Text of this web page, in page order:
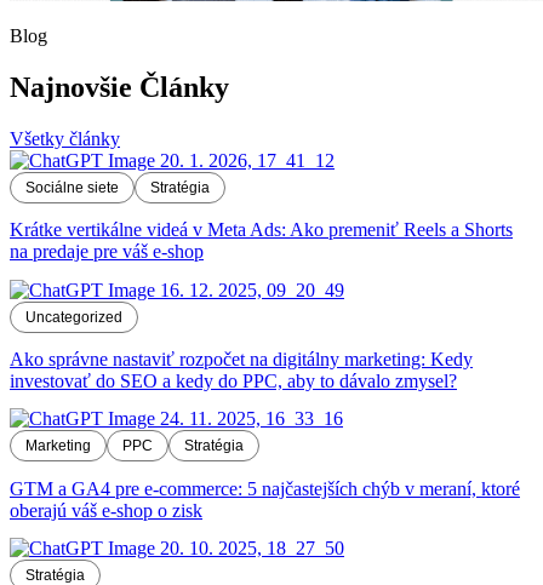
Blog
Najnovšie Články
Všetky články
Sociálne siete Stratégia
Krátke vertikálne videá v Meta Ads: Ako premeniť Reels a Shorts
na predaje pre váš e-shop
Uncategorized
Ako správne nastaviť rozpočet na digitálny marketing: Kedy
investovať do SEO a kedy do PPC, aby to dávalo zmysel?
Marketing PPC Stratégia
GTM a GA4 pre e-commerce: 5 najčastejších chýb v meraní, ktoré
oberajú váš e-shop o zisk
Stratégia